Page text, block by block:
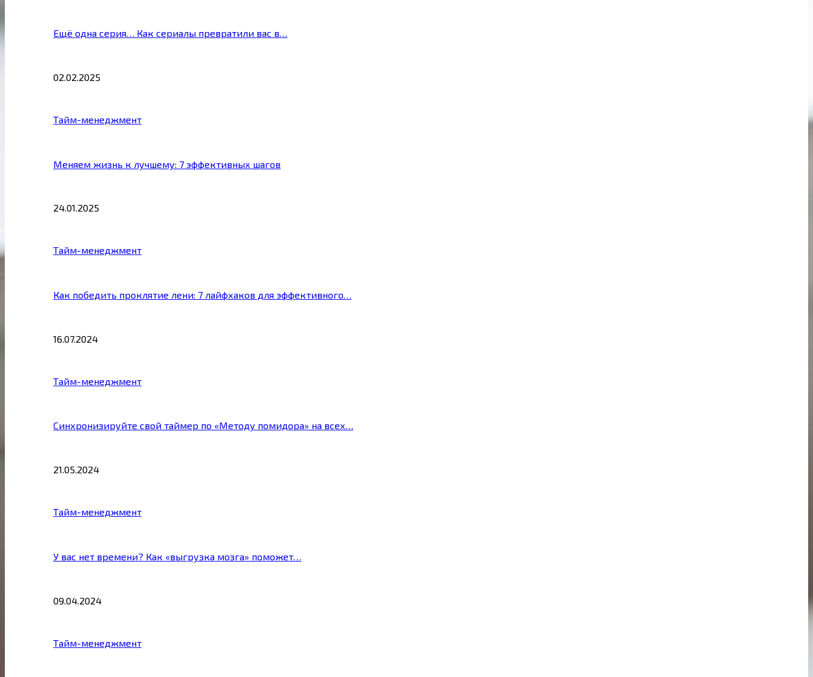
Ещё одна серия… Как сериалы превратили вас в…
02.02.2025
Тайм-менеджмент
Меняем жизнь к лучшему: 7 эффективных шагов
24.01.2025
Тайм-менеджмент
Как победить проклятие лени: 7 лайфхаков для эффективного…
16.07.2024
Тайм-менеджмент
Синхронизируйте свой таймер по «Методу помидора» на всех…
21.05.2024
Тайм-менеджмент
У вас нет времени? Как «выгрузка мозга» поможет…
09.04.2024
Тайм-менеджмент